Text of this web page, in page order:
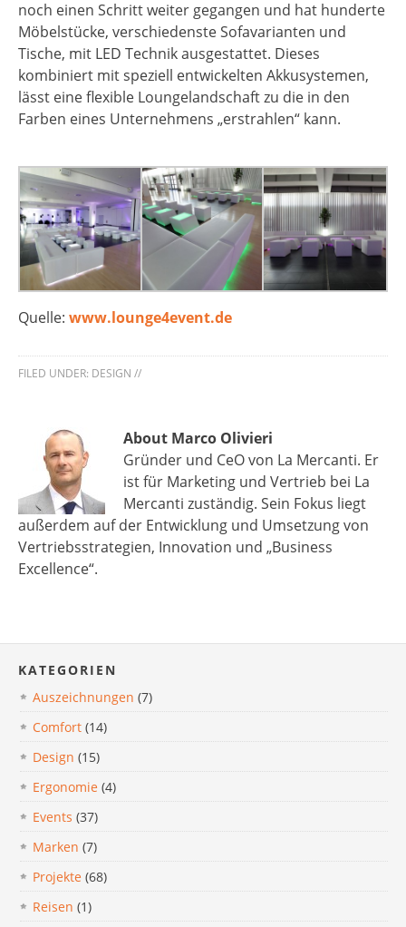
noch einen Schritt weiter gegangen und hat hunderte
Möbelstücke, verschiedenste Sofavarianten und
Tische, mit LED Technik ausgestattet. Dieses
kombiniert mit speziell entwickelten Akkusystemen,
lässt eine flexible Loungelandschaft zu die in den
Farben eines Unternehmens „erstrahlen“ kann.
Quelle: www.lounge4event.de
FILED UNDER: DESIGN //
About Marco Olivieri
Gründer und CeO von La Mercanti. Er
ist für Marketing und Vertrieb bei La
Mercanti zuständig. Sein Fokus liegt
außerdem auf der Entwicklung und Umsetzung von
Vertriebsstrategien, Innovation und „Business
Excellence“.
KATEGORIEN
Auszeichnungen (7)
Comfort (14)
Design (15)
Ergonomie (4)
Events (37)
Marken (7)
Projekte (68)
Reisen (1)